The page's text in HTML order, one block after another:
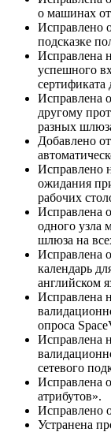
о машинах
Исправлено
подсказке
Исправлена
успешного
сертификата
Исправлена
другому
разных
Добавлено
Исправлено
ожидания
рабочих
Исправлена
одного узла
шлюза на
Исправлена
календарь
английском
Исправлена
опроса
Исправлена
сетевого
Исправлена
атрибутов».
Исправлено
Устранена